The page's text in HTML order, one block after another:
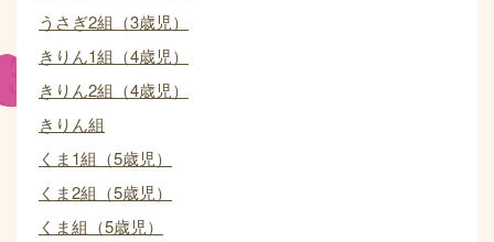
うさぎ2組（3歳児）
きりん1組（4歳児）
きりん2組（4歳児）
きりん組
くま1組（5歳児）
くま2組（5歳児）
くま組（5歳児）